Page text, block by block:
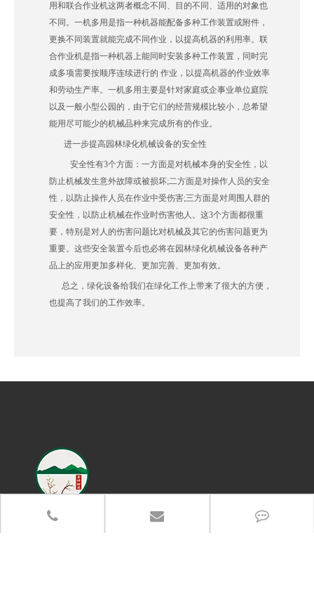
用和联合作业机这两者概念不同、目的不同、适用的对象也
不同。一机多用是指一种机器能配备多种工作装置或附件，
更换不同装置就能完成不同作业，以提高机器的利用率。联
合作业机是指一种机器上能同时安装多种工作装置，同时完
成多项需要按顺序连续进行的 作业，以提高机器的作业效率
和劳动生产率。一机多用主要是针对家庭或企事业单位庭院
以及一般小型公园的，由于它们的经营规模比较小，总希望
能用尽可能少的机械品种来完成所有的作业。
进一步提高园林绿化机械设备的安全性
安全性有3个方面：一方面是对机械本身的安全性，以
防止机械发生意外故障或被损坏;二方面是对操作人员的安全
性，以防止操作人员在作业中受伤害;三方面是对周围人群的
安全性，以防止机械在作业时伤害他人。这3个方面都很重
要，特别是对人的伤害问题比对机械及其它的伤害问题更为
重要。这些安全装置今后也必将在园林绿化机械设备各种产
品上的应用更加多样化、更加完善、更加有效。
总之，绿化设备给我们在绿化工作上带来了很大的方便，
也提高了我们的工作效率。